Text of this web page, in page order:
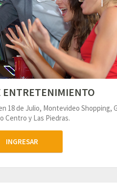
ENTRETENIMIENTO
18 de Julio, Montevideo Shopping,
Centro y Las Piedras.
INGRESAR